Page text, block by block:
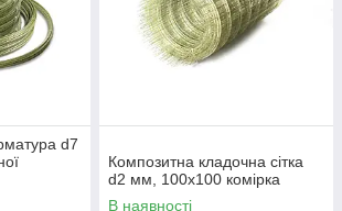
d7
Композитна кладочна сітка
d2 мм, 100х100 комірка
В наявності